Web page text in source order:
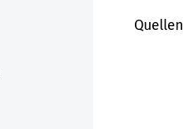
Quellen